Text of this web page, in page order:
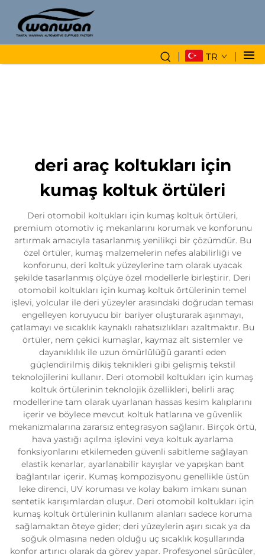
TR
deri araç koltukları için
kumaş koltuk örtüleri
Deri otomobil koltukları için kumaş koltuk örtüleri,
premium otomotiv iç mekanlarını korumak ve konforunu
artırmak amacıyla tasarlanmış yenilikçi bir çözümdür. Bu
özel örtüler, kumaş malzemelerin nefes alabilirliği ve
konforunu, deri koltuk yüzeylerine tam olarak uyacak
şekilde tasarlanmış ölçüye özel modellerle birleştirir. Deri
otomobil koltukları için kumaş koltuk örtülerinin temel
işlevi, yolcular ile deri yüzeyler arasındaki doğrudan teması
engelleyen koruyucu bir bariyer oluşturarak aşınmayı,
çatlamayı ve sıcaklık kaynaklı rahatsızlıkları azaltmaktır. Bu
örtüler, nem çekici kumaşlar, kaymaz alt sistemler ve
dayanıklılık ile uzun ömürlülüğü garanti eden
güçlendirilmiş dikiş teknikleri gibi gelişmiş tekstil
teknolojilerini kullanır. Deri otomobil koltukları için kumaş
koltuk örtülerinin teknolojik özellikleri, belirli araç
modellerine tam olarak uyarlanan hassas kesim kalıplarını
içerir ve böylece mevcut koltuk hatlarına ve güvenlik
mekanizmalarına zararsız entegrasyon sağlanır. Birçok örtü,
hava yastığı açılma işlevini veya koltuk ayarlama
fonksiyonlarını etkilemeden güvenli sabitleme sağlayan
elastik kenarlar, ayarlanabilir kayışlar ve yapışkan bant
bağlantılar içerir. Kumaş kompozisyonu genellikle üstün
leke direnci, UV koruması ve kolay bakım imkanı sunan
sentetik karışımlardan oluşur. Deri otomobil koltukları için
kumaş koltuk örtülerinin kullanım alanları sadece koruma
sağlamaktan öteye gider; deri yüzeylerin aşırı sıcak ya da
soğuk olmasına neden olduğu uç sıcaklık koşullarında
konfor artırıcı olarak da görev yapar. Profesyonel sürücüler,